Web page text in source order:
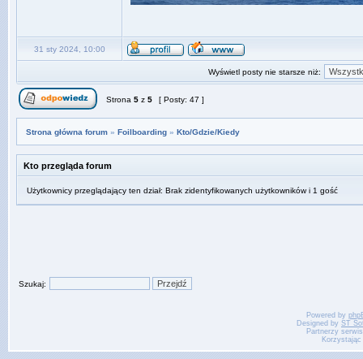
31 sty 2024, 10:00
Wyświetl posty nie starsze niż:
Strona 5 z 5 [ Posty: 47 ]
Strona główna forum » Foilboarding » Kto/Gdzie/Kiedy
Kto przegląda forum
Użytkownicy przeglądający ten dział: Brak zidentyfikowanych użytkowników i 1 gość
Szukaj:
Powered by
Designed by ST
Partnerzy